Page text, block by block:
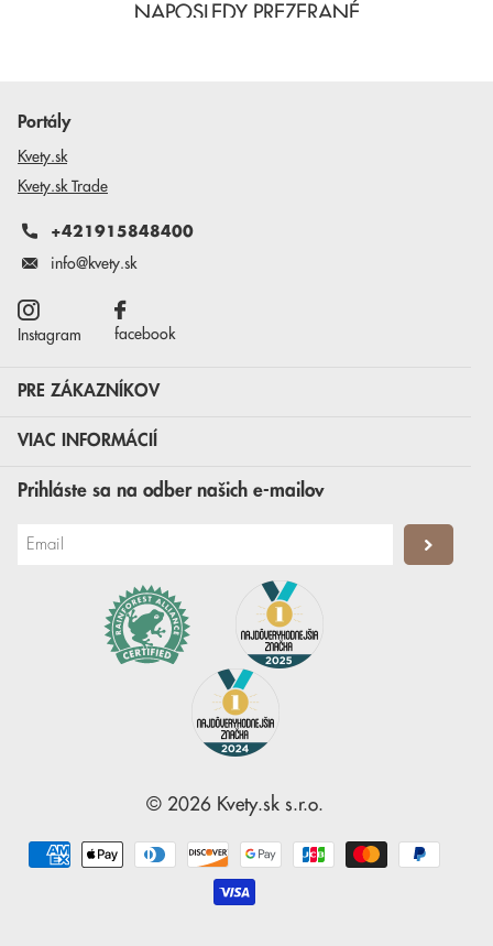
NAPOSLEDY PREZERANÉ
Portály
Kvety.sk
Kvety.sk Trade
+421915848400
info@kvety.sk
Instagram facebook
PRE ZÁKAZNÍKOV
VIAC INFORMÁCIÍ
Prihláste sa na odber našich e-mailov
© 2026 Kvety.sks.r.o.